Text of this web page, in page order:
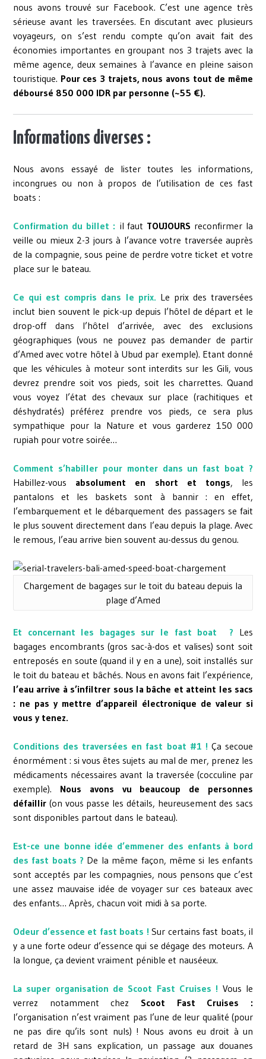
nous avons trouvé sur Facebook. C’est une agence très
sérieuse avant les traversées. En discutant avec plusieurs
voyageurs, on s’est rendu compte qu’on avait fait des
économies importantes en groupant nos 3 trajets avec la
même agence, deux semaines à l’avance en pleine saison
touristique. Pour ces 3 trajets, nous avons tout de même
déboursé 850 000 IDR par personne (~55 €).
Informations diverses :
Nous avons essayé de lister toutes les informations,
incongrues ou non à propos de l’utilisation de ces fast
boats :
Confirmation du billet :il faut TOUJOURS reconfirmer la
veille ou mieux 2-3 jours à l’avance votre traversée auprès
de la compagnie, sous peine de perdre votre ticket et votre
place sur le bateau.
Ce qui est compris dans le prix. Le prix des traversées
inclut bien souvent le pick-up depuis l’hôtel de départ et le
drop-off dans l’hôtel d’arrivée, avec des exclusions
géographiques (vous ne pouvez pas demander de partir
d’Amed avec votre hôtel à Ubud par exemple). Etant donné
que les véhicules à moteur sont interdits sur les Gili, vous
devrez prendre soit vos pieds, soit les charrettes. Quand
vous voyez l’état des chevaux sur place (rachitiques et
déshydratés) préférez prendre vos pieds, ce sera plus
sympathique pour la Nature et vous garderez 150 000
rupiah pour votre soirée…
Comment s’habiller pour monter dans un fast boat ?
Habillez-vous absolument en short et tongs, les
pantalons et les baskets sont à bannir : en effet,
l’embarquement et le débarquement des passagers se fait
le plus souvent directement dans l’eau depuis la plage. Avec
le remous, l’eau arrive bien souvent au-dessus du genou.
Chargement de bagages sur le toit du bateau depuis la
plage d’Amed
Et concernant les bagages sur le fast boat ? Les
bagages encombrants (gros sac-à-dos et valises) sont soit
entreposés en soute (quand il y en a une), soit installés sur
le toit du bateau et bâchés. Nous en avons fait l’expérience,
l’eau arrive à s’infiltrer sous la bâche et atteint les sacs
: ne pas y mettre d’appareil électronique de valeur si
vous y tenez.
Conditions des traversées en fast boat #1 ! Ça secoue
énormément : si vous êtes sujets au mal de mer, prenez les
médicaments nécessaires avant la traversée (cocculine par
exemple). Nous avons vu beaucoup de personnes
défaillir (on vous passe les détails, heureusement des sacs
sont disponibles partout dans le bateau).
Est-ce une bonne idée d’emmener des enfants à bord
des fast boats ? De la même façon, même si les enfants
sont acceptés par les compagnies, nous pensons que c’est
une assez mauvaise idée de voyager sur ces bateaux avec
des enfants… Après, chacun voit midi à sa porte.
Odeur d’essence et fast boats !Sur certains fast boats, il
y a une forte odeur d’essence qui se dégage des moteurs. A
la longue, ça devient vraiment pénible et nauséeux.
La super organisation de Scoot Fast Cruises ! Vous le
verrez notamment chez Scoot Fast Cruises :
l’organisation n’est vraiment pas l’une de leur qualité (pour
ne pas dire qu’ils sont nuls) ! Nous avons eu droit à un
retard de 3H sans explication, un passage aux douanes